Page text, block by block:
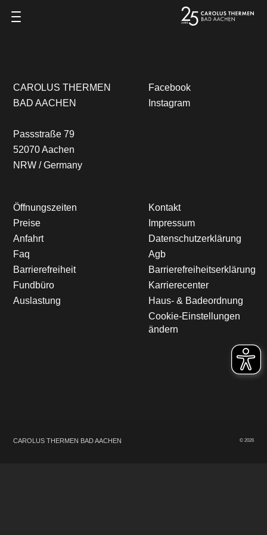
CAROLUS THERMEN
BAD AACHEN
Passstraße 79
52070 Aachen
NRW / Germany
Facebook
Instagram
Öffnungszeiten
Preise
Anfahrt
Faq
Barrierefreiheit
Fundbüro
Auslastung
Kontakt
Impressum
Datenschutzerklärung
Agb
Barrierefreiheitserklärung
Karrierecenter
Haus- & Badeordnung
Cookie-Einstellungen
ändern
CAROLUS THERMEN BAD AACHEN © 2026